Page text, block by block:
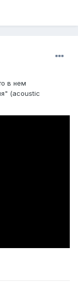
в нем
(acoustic